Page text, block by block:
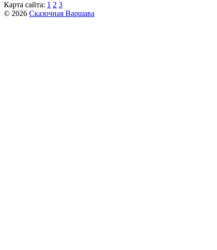
Карта сайта: 1 2 3
© 2026 Сказочная Варшава